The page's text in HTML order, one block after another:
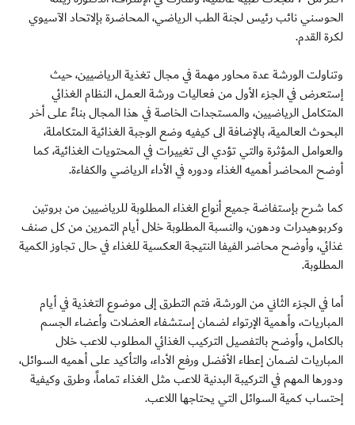
الحوسني نائب رئيس لجنة الطب الرياضي، المحاضرة بإلاتحاد الآسيوي
لكرة القدم.
وتناولت الورشة عدة محاور مهمة في مجال تغذية الرياضيين، حيث
إستعرض في الجزء الأول من فعاليات ورشة العمل، النظام الغذائي
المتكامل الرياضيين، والمستجدات الخاصة في هذا المجال بناءً على أخر
البحوث العالمية، بالإضافة الى كيفيه وضع الوجبة الغذائية المتكاملة،
والعوامل المؤثرة والتي تؤدي الى تغييرات في المحتويات الغذائية، كما
أوضح المحاضر أهميه الغذاء ودوره في الأداء الرياضي والكفاءة.
كما شرح بإستفاضة جميع أنواع الغذاء المطلوبة للرياضيين من بروتين
وكربوهيدرات ودهون، والنسبة المطلوبة خلال أيام التمرين من كل صنف
غذائي، وأوضح محاضر الفيفا النتيجة العكسية للغذاء في حال تجاوز الكمية
المطلوبة.
أما في الجزء الثاني من الورشة، فتم التطرق إلى موضوع التغذية في أيام
المباريات، وأهمية الإرتواء لضمان إستشفاء العضلات وأعضاء الجسم
بالكامل، وأوضح بالتفصيل التركيب الغذائي المطلوب للاعب خلال
المباريات لضمان إعطاء الأفضل ورفع الأداء، والتأكيد على أهميه السوائل،
ودورها المهم في التركيبة البدنية للاعب مثل الغذاء تماماً، وطرق وكيفية
إحتساب كمية السوائل التي يحتاجها اللاعب.